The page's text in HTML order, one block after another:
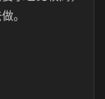
。